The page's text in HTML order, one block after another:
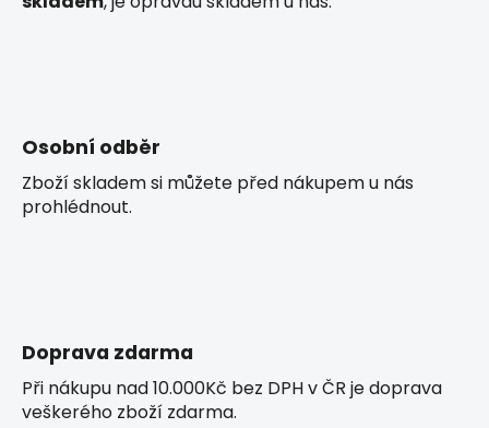
s
Osobní odběr
Zboží skladem si můžete před nákupem u nás
prohlédnout.
Doprava zdarma
Při nákupu nad 10.000Kč bez DPH v ČR je doprava
veškerého zboží zdarma.